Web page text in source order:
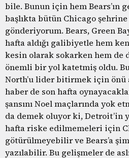
bile. Bunun için hem Bears’ın
başlıkta bütün Chicago
gönderiyorum. Bears, Green
hafta aldığı galibiyetle hem
kesin olarak sokarken hem
önemli bir yol katetmiş oldu.
North’u lider bitirmek için önü
haber de son hafta
şansını Noel maçlarında yok
da demek oluyor ki, Detroit’in
hafta riske edilmemeleri için
götürülmeyebilir ve Bears’a
yazılabilir. Bu gelişmeler de